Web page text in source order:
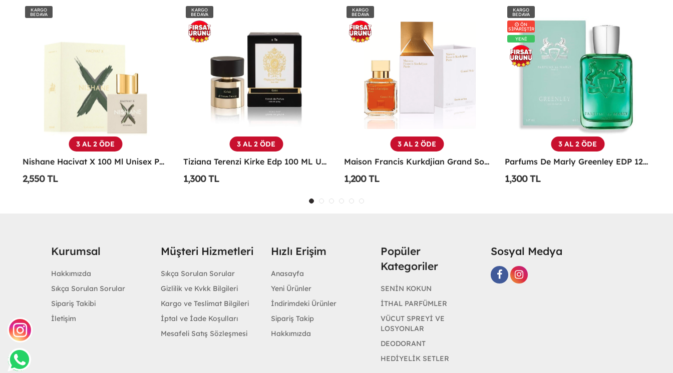
KARGO
BEDAVA
3 AL 2 ÖDE
Tiziana Terenzi Kirke Edp 100 ML Unisex Parfüm - TTKE
1,300 TL
KARGO
BEDAVA
3 AL 2 ÖDE
Maison Francis Kurkdjian Grand Soir 70 Ml EDP Parfüm - MFKGS
1,200 TL
KARGO
BEDAVA
ÖN
SİPARİŞTİR
YENİ
3 AL 2 ÖDE
Parfums De Marly Greenley EDP 125 ML Parfüm
1,300 TL
KARGO
BEDAVA
3 AL 2 ÖDE
Xerjoff Casamorati 1888 100 ML Unisex Parfüm -
1,350 TL
Kurumsal
Hakkımızda
Sıkça Sorulan Sorular
Sipariş Takibi
İletişim
Müşteri Hizmetleri
Sıkça Sorulan Sorular
Gizlilik ve Kvkk Bilgileri
Kargo ve Teslimat Bilgileri
İptal ve İade Koşulları
Mesafeli Satış Sözleşmesi
Hızlı Erişim
Anasayfa
Yeni Ürünler
İndirimdeki Ürünler
Sipariş Takip
Hakkımızda
Popüler
Kategoriler
SENİN KOKUN
İTHAL PARFÜMLER
VÜCUT SPREYİ VE
LOSYONLAR
DEODORANT
HEDİYELİK SETLER
Sosyal Medya